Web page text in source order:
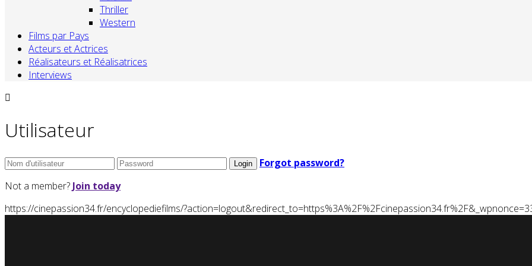
Thriller
Western
Films par Pays
Acteurs et Actrices
Réalisateurs et Réalisatrices
Interviews
Utilisateur
Forgot password?
Not a member? Join today
https://cinepassion34.fr/encyclopediefilms/